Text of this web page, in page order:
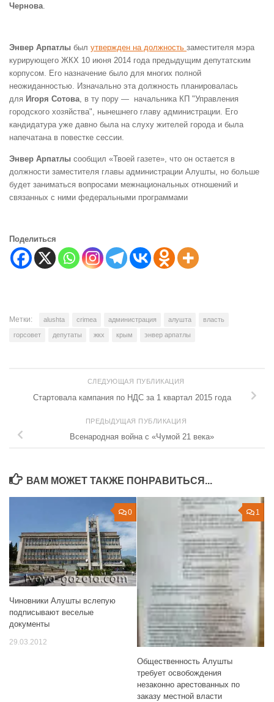
Чернова
Энвер Арпатлы был утвержден на должность заместителя мэра
курирующего ЖКХ 10 июня 2014 года предыдущим депутатским
корпусом. Его назначение было для многих полной
неожиданностью. Изначально эта должность планировалась
для Игоря Сотова, в ту пору — начальника КП "Управления
городского хозяйства", нынешнего главу администрации. Его
кандидатура уже давно была на слуху жителей города и была
напечатана в повестке сессии.
Энвер Арпатлы сообщил «Твоей газете», что он остается в
должности заместителя главы администрации Алушты, но больше
будет заниматься вопросами межнациональных отношений и
связанных с ними федеральными программами
Поделиться
Метки: alushta crimea администрация алушта власть
горсовет депутаты жкх крым энвер арпатлы
СЛЕДУЮЩАЯ ПУБЛИКАЦИЯ
Стартовала кампания по НДС за 1 квартал 2015 года
ПРЕДЫДУЩАЯ ПУБЛИКАЦИЯ
Всенародная война с «Чумой 21 века»
ВАМ МОЖЕТ ТАКЖЕ ПОНРАВИТЬСЯ...
0
Чиновники Алушты вслепую
подписывают веселые
документы
29.03.2012
1
Общественность Алушты
требует освобождения
незаконно арестованных по
заказу местной власти